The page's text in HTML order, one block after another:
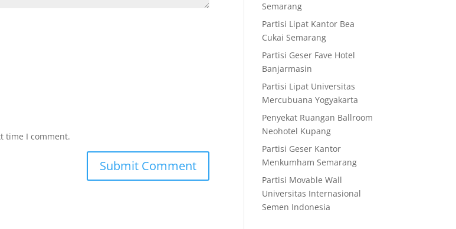
time I comment.
Semarang
Partisi Lipat Kantor Bea
Cukai Semarang
Partisi Geser Fave Hotel
Banjarmasin
Partisi Lipat Universitas
Mercubuana Yogyakarta
Penyekat Ruangan Ballroom
Neohotel Kupang
Partisi Geser Kantor
Menkumham Semarang
Partisi Movable Wall
Universitas Internasional
Semen Indonesia